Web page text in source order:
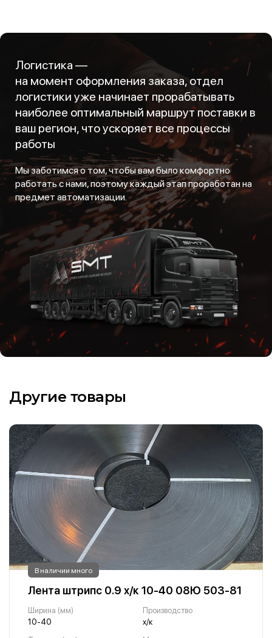
Логистика —
на момент оформления заказа, отдел
логистики уже начинает прорабатывать
наиболее оптимальный маршрут поставки в
ваш регион, что ускоряет все процессы
работы
Мы заботимся о том, чтобы вам было комфортно
работать с нами, поэтому каждый этап проработан на
предмет автоматизации.
Другие товары
В наличии много
Лента штрипс 0.9 х/к 10-40 08Ю 503-81
Ширина (мм)
10-40
Производство
х/к